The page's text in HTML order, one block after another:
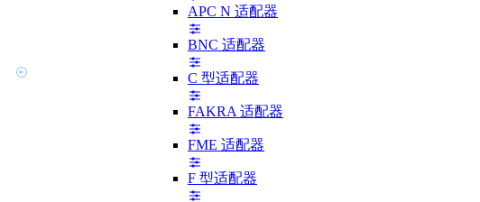
APC N 适配器
BNC 适配器
C 型适配器
FAKRA 适配器
FME 适配器
F 型适配器